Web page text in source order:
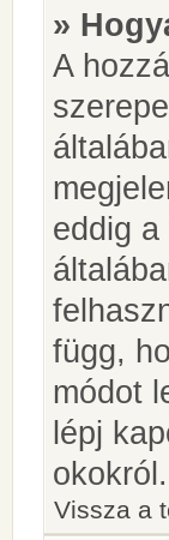
»
A
eddig
függ,
módot
lépj
okokról.
Vissza a